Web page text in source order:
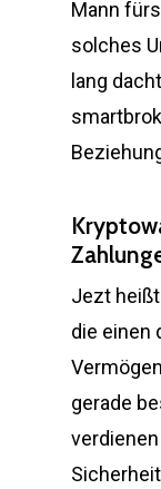
Mann
solches
lang
Jezt
die einen
gerade